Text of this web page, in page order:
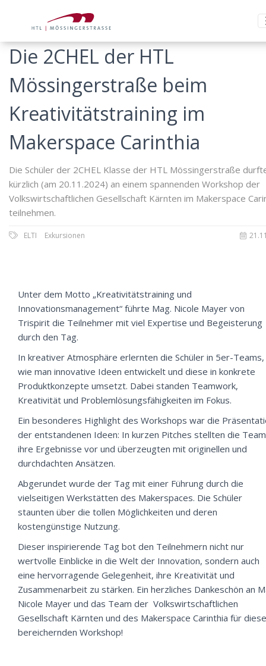
Die 2CHEL der HTL
Mössingerstraße beim
Kreativitätstraining im
Makerspace Carinthia
Die Schüler der 2CHEL Klasse der HTL Mössingerstraße
kürzlich (am 20.11.2024) an einem spannenden Workshop der
Volkswirtschaftlichen Gesellschaft Kärnten im Makerspace
teilnehmen.
ELTI Exkursionen
Unter dem Motto „Kreativitätstraining und
Innovationsmanagement“ führte Mag. Nicole Mayer von
Trispirit die Teilnehmer mit viel Expertise und Begeisterung
durch den Tag.
In kreativer Atmosphäre erlernten die Schüler in 5er-Teams,
wie man innovative Ideen entwickelt und diese in konkrete
Produktkonzepte umsetzt. Dabei standen Teamwork,
Kreativität und Problemlösungsfähigkeiten im Fokus.
Ein besonderes Highlight des Workshops war die
der entstandenen Ideen: In kurzen Pitches stellten die
ihre Ergebnisse vor und überzeugten mit originellen und
durchdachten Ansätzen.
Abgerundet wurde der Tag mit einer Führung durch die
vielseitigen Werkstätten des Makerspaces. Die Schüler
staunten über die tollen Möglichkeiten und deren
kostengünstige Nutzung.
Dieser inspirierende Tag bot den Teilnehmern nicht nur
wertvolle Einblicke in die Welt der Innovation, sondern auch
eine hervorragende Gelegenheit, ihre Kreativität und
Zusammenarbeit zu stärken. Ein herzliches Dankeschön an
Nicole Mayer und das Team der Volkswirtschaftlichen
Gesellschaft Kärnten und des Makerspace Carinthia für
bereichernden Workshop!